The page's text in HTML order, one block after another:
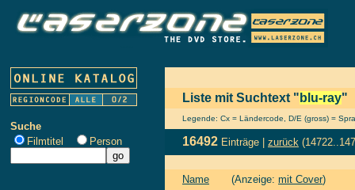
Suche
Filmtitel
Person
Liste mit Suchtext " blu-ray"
Legende: Cx = Ländercode, D/E (gross) =
16492 Einträge | zurück
Name (Anzeige: mit Cover)